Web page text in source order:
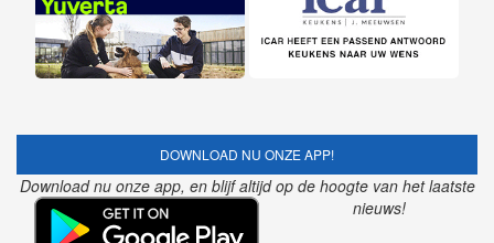
DOWNLOAD NU ONZE APP!
Download nu onze app, en blijf altijd op de hoogte van het laatste
nieuws!